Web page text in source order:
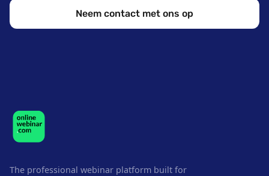
Neem contact met ons op
The professional webinar platform built for